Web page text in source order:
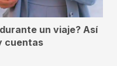
un viaje? Así
cuentas